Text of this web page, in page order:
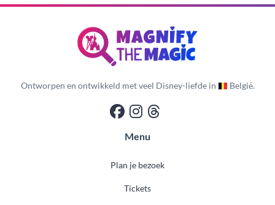
Ontworpen en ontwikkeld met veel Disney-liefde in België.
Menu
Plan je bezoek
Tickets